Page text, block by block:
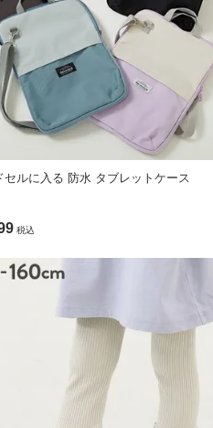
少異なる場合がございます。
セルに入る 防水 タブレットケース
税込